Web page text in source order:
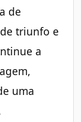
de
triunfo e
a
uma